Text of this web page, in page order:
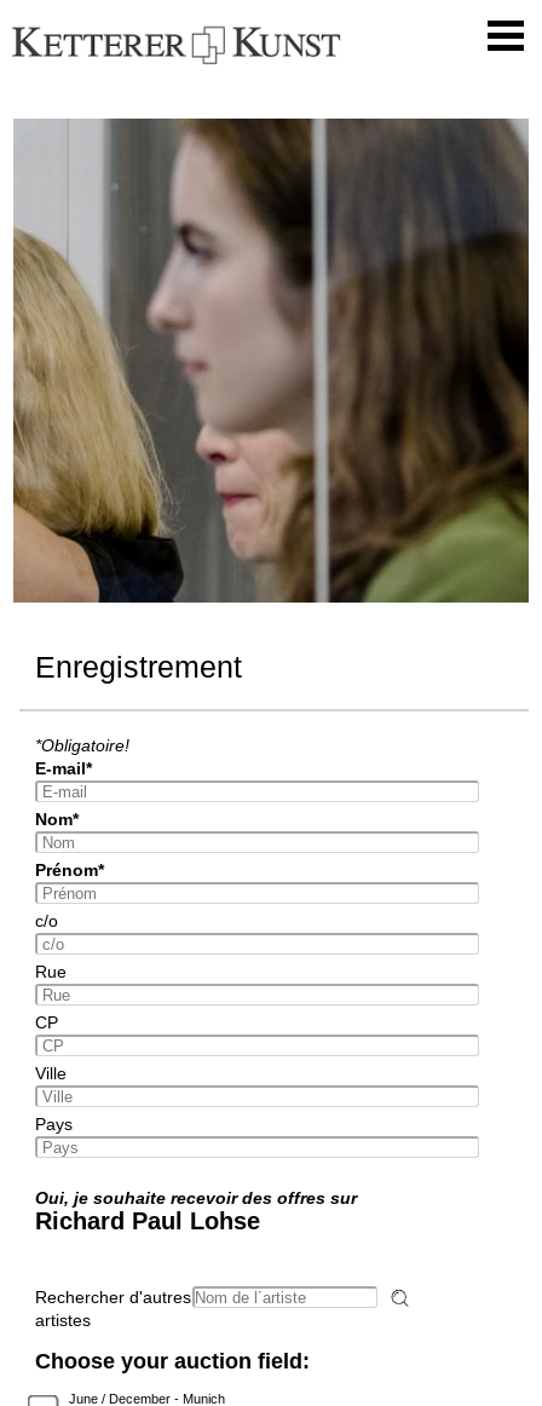
Enregistrement
*Obligatoire!
E-mail*
Nom*
Prénom*
c/o
Rue
CP
Ville
Pays
Oui, je souhaite recevoir des offres sur
Richard Paul Lohse
Rechercher d'autres
artistes
Choose your auction field:
June / December - Munich